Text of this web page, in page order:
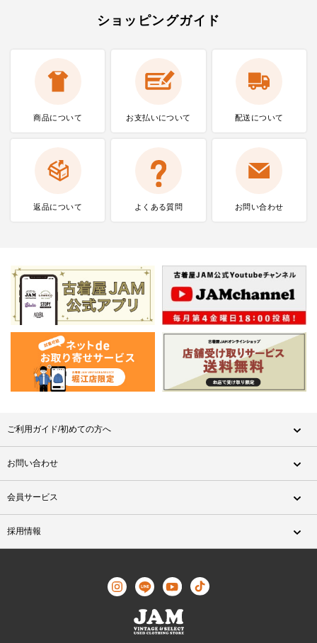
ショッピングガイド
商品について お支払いについて 配送について
返品について よくある質問 お問い合わせ
ご利用ガイド/初めての方へ
お問い合わせ
会員サービス
採用情報